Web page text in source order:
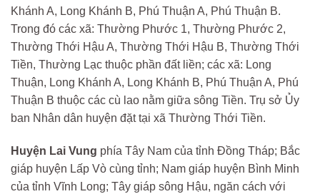
Khánh A, Long Khánh B, Phú Thuận A, Phú Thuận B.
Trong đó các xã: Thường Phước 1, Thường Phước 2,
Thường Thới Hậu A, Thường Thới Hậu B, Thường Thới
Tiền, Thường Lạc thuộc phần đất liền; các xã: Long
Thuận, Long Khánh A, Long Khánh B, Phú Thuận A, Phú
Thuận B thuộc các cù lao nằm giữa sông Tiền. Trụ sở Ủy
ban Nhân dân huyện đặt tại xã Thường Thới Tiền.
Huyện Lai Vung phía Tây Nam của tỉnh Đồng Tháp; Bắc
giáp huyện Lấp Vò cùng tỉnh; Nam giáp huyện Bình Minh
của tỉnh Vĩnh Long; Tây giáp sông Hậu, ngăn cách với